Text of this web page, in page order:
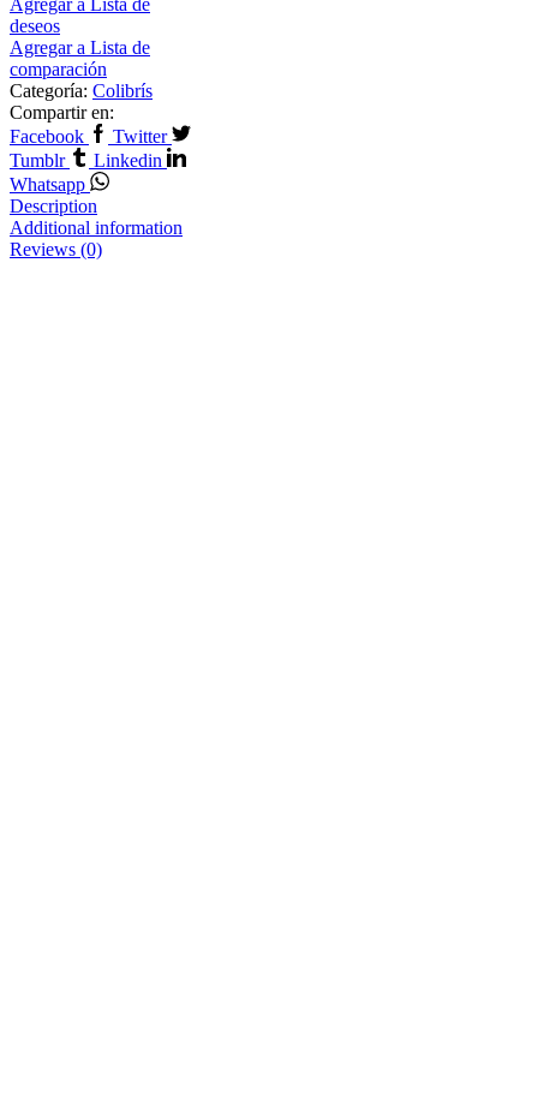
Agregar a Lista de
deseos
Agregar a Lista de
comparación
Categoría: Colibrís
Compartir en:
Facebook
Twitter
Tumblr
Linkedin
Whatsapp
Description
Additional information
Reviews (0)